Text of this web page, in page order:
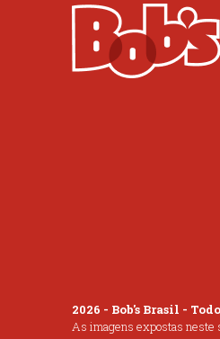
2026 - Bob's Brasil -
As imagens expostas neste